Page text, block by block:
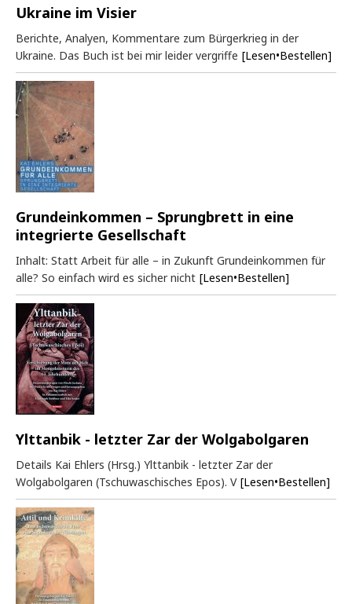
Ukraine im Visier
Berichte, Analyen, Kommentare zum Bürgerkrieg in der
Ukraine. Das Buch ist bei mir leider vergriffe [Lesen•Bestellen]
Grundeinkommen – Sprungbrett in eine
integrierte Gesellschaft
Inhalt: Statt Arbeit für alle – in Zukunft Grundeinkommen für
alle? So einfach wird es sicher nicht [Lesen•Bestellen]
Ylttanbik - letzter Zar der Wolgabolgaren
Details Kai Ehlers (Hrsg.) Ylttanbik - letzter Zar der
Wolgabolgaren (Tschuwaschisches Epos). V [Lesen•Bestellen]